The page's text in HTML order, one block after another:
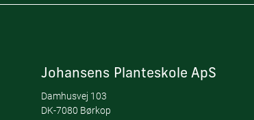
Johansens Planteskole ApS
Damhusvej 103
DK-7080 Børkop